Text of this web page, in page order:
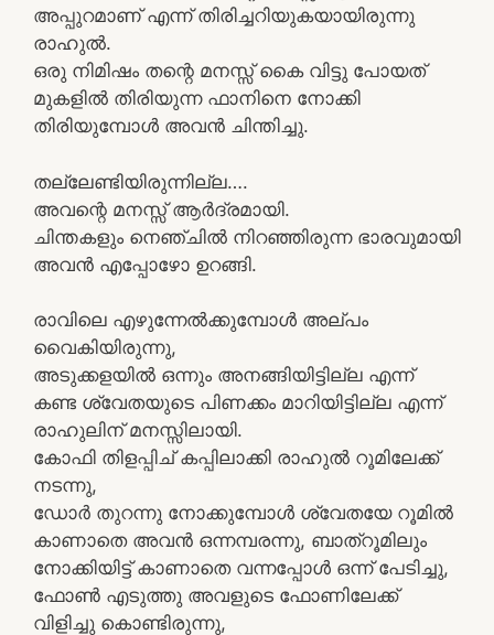
അപ്പുറമാണ് എന്ന് തിരിച്ചറിയുകയായിരുന്നു
രാഹുൽ.
ഒരു നിമിഷം തന്റെ മനസ്സ് കൈ വിട്ടു പോയത്
മുകളിൽ തിരിയുന്ന ഫാനിനെ നോക്കി
തിരിയുമ്പോൾ അവൻ ചിന്തിച്ചു.
തല്ലേണ്ടിയിരുന്നില്ല….
അവന്റെ മനസ്സ് ആർദ്രമായി.
ചിന്തകളും നെഞ്ചിൽ നിറഞ്ഞിരുന്ന ഭാരവുമായി
അവൻ എപ്പോഴോ ഉറങ്ങി.
രാവിലെ എഴുന്നേൽക്കുമ്പോൾ അല്പം
വൈകിയിരുന്നു,
അടുക്കളയിൽ ഒന്നും അനങ്ങിയിട്ടില്ല എന്ന്
കണ്ട ശ്വേതയുടെ പിണക്കം മാറിയിട്ടില്ല എന്ന്
രാഹുലിന് മനസ്സിലായി.
കോഫി തിളപ്പിച് കപ്പിലാക്കി രാഹുൽ റൂമിലേക്ക്
നടന്നു,
ഡോർ തുറന്നു നോക്കുമ്പോൾ ശ്വേതയേ റൂമിൽ
കാണാതെ അവൻ ഒന്നമ്പരന്നു, ബാത്റൂമിലും
നോക്കിയിട്ട് കാണാതെ വന്നപ്പോൾ ഒന്ന് പേടിച്ചു,
ഫോൺ എടുത്തു അവളുടെ ഫോണിലേക്ക്
വിളിച്ചു കൊണ്ടിരുന്നു,